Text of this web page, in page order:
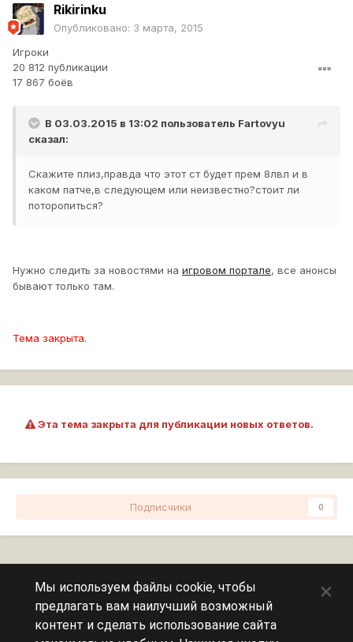
Rikirinku
Опубликовано: 3 марта, 2015
Игроки
20 812 публикации
17 867 боёв
В 03.03.2015 в 13:02 пользователь Fartovyu
сказал:
Скажите плиз,правда что этот ст будет прем 8лвл и в
каком патче,в следующем или неизвестно?стоит ли
поторопиться?
Нужно следить за новостями на игровом портале, все анонсы
бывают только там.
Тема закрыта.
Эта тема закрыта для публикации новых ответов.
Подписчики 0
Сейчас на странице
Мы используем файлы cookie, чтобы
предлагать вам наилучший возможный
контент и сделать использование сайта
×